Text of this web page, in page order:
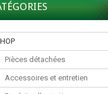
Pièces détachées
Accessoires et entretien